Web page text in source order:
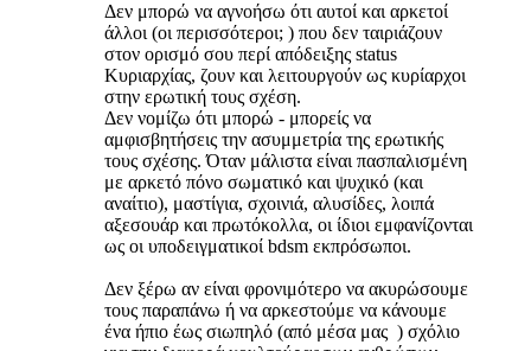
Δεν μπορώ να αγνοήσω ότι αυτοί και αρκετοί
άλλοι (οι περισσότεροι; ) που δεν ταιριάζουν
στον ορισμό σου περί απόδειξης status
Κυριαρχίας, ζουν και λειτουργούν ως κυρίαρχοι
στην ερωτική τους σχέση.
Δεν νομίζω ότι μπορώ - μπορείς να
αμφισβητήσεις την ασυμμετρία της ερωτικής
τους σχέσης. Όταν μάλιστα είναι πασπαλισμένη
με αρκετό πόνο σωματικό και ψυχικό (και
αναίτιο), μαστίγια, σχοινιά, αλυσίδες, λοιπά
αξεσουάρ και πρωτόκολλα, οι ίδιοι εμφανίζονται
ως οι υποδειγματικοί bdsm εκπρόσωποι.
Δεν ξέρω αν είναι φρονιμότερο να ακυρώσουμε
τους παραπάνω ή να αρκεστούμε να κάνουμε
ένα ήπιο έως σιωπηλό (από μέσα μας ) σχόλιο